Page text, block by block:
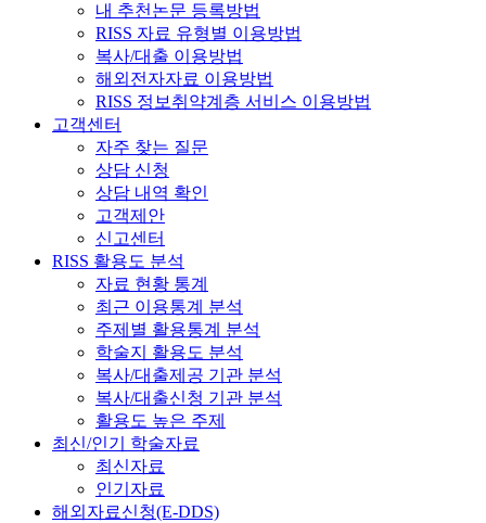
내 추천논문 등록방법
RISS 자료 유형별 이용방법
복사/대출 이용방법
해외전자자료 이용방법
RISS 정보취약계층 서비스 이용방법
고객센터
자주 찾는 질문
상담 신청
상담 내역 확인
고객제안
신고센터
RISS 활용도 분석
자료 현황 통계
최근 이용통계 분석
주제별 활용통계 분석
학술지 활용도 분석
복사/대출제공 기관 분석
복사/대출신청 기관 분석
활용도 높은 주제
최신/인기 학술자료
최신자료
인기자료
해외자료신청(E-DDS)